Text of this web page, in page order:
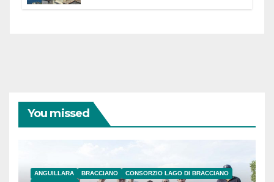
You missed
ANGUILLARA BRACCIANO
CONSORZIO LAGO DI BRACCIANO